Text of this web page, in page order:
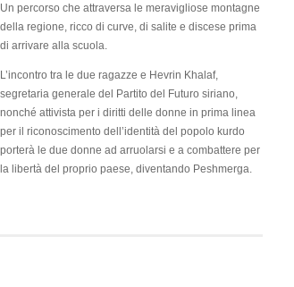
Un percorso che attraversa le meravigliose montagne
della regione, ricco di curve, di salite e discese prima
di arrivare alla scuola.
L’incontro tra le due ragazze e Hevrin Khalaf,
segretaria generale del Partito del Futuro siriano,
nonché attivista per i diritti delle donne in prima linea
per il riconoscimento dell’identità del popolo kurdo
porterà le due donne ad arruolarsi e a combattere per
la libertà del proprio paese, diventando Peshmerga.